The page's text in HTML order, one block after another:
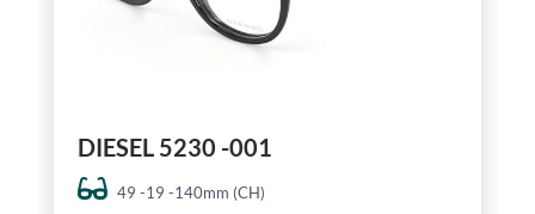
DIESEL 5230 -001
49 -19 -140mm (CH)